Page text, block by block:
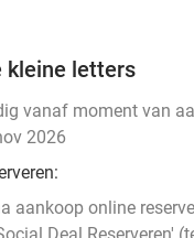
kleine letters
vanaf moment van
2026
aankoop online